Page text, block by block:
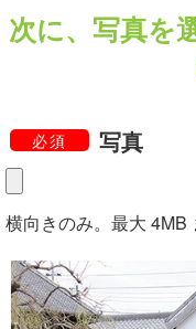
次に、写真を
必須 写真
横向きのみ。最大 4MB